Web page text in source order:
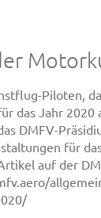
Piloten,
das Jahr 2020
DMFV-
für
auf der